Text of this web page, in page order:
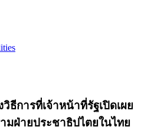
วิธีการที่เจ้าหน้าที่รัฐเปิดเผย
มฝ่ายประชาธิปไตยในไทย